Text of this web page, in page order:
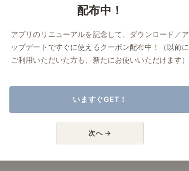
配布中！
アプリのリニューアルを記念して、ダウンロード／ア
ップデートですぐに使えるクーポン配布中！（以前に
ご利用いただいた方も、新たにお使いいただけます）
いますぐGET！
次へ →